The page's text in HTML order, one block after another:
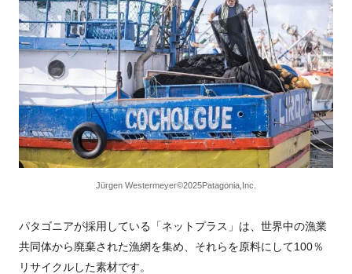
Jürgen Westermeyer©2025Patagonia,Inc.
パタゴニアが採用している「ネットプラス」は、世界中の漁業
共同体から廃棄された漁網を集め、それらを原料にして100％
リサイクルした素材です。